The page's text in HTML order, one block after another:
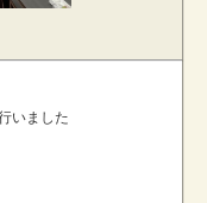
いました